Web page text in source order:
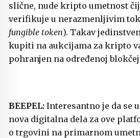
slične, nude kripto umetnost
verifikuje u nerazmenljivim
fungible token). Takav
kupiti na aukcijama za kripto
pohranjen na određenoj
BEEPEL: Interesantno je da se
nova digitalna dela za ove
o trgovini na primarnom